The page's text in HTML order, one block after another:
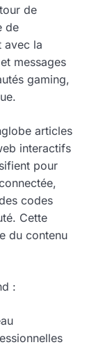
de
de
avec la
messages
gaming,
articles
interactifs
pour
codes
Cette
du contenu
: